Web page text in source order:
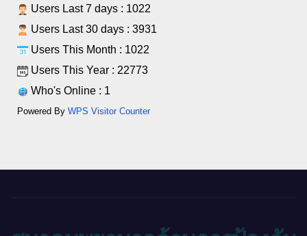
Users Last 7 days : 1022
Users Last 30 days : 3931
Users This Month : 1022
Users This Year : 22773
Who's Online : 1
Powered By WPS Visitor Counter